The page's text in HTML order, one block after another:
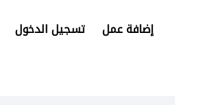
تسجيل الدخول إضافة عمل